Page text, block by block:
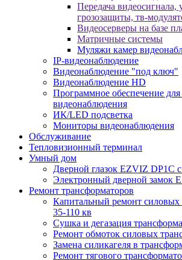
Передача видеосигнала,
грозозащиты, тв-
Видеосерверы на базе
Матричные системы
Муляжи камер
IP-видеонаблюдение
Видеонаблюдение "под ключ"
Видеонаблюдение HD
Программное обеспечение для
видеонаблюдения
ИК/LED подсветка
Мониторы видеонаблюдения
Обслуживание
Тепловизионный терминал
Умный дом
Дверной глазок EZVIZ DP1C
Электронный дверной замок
Ремонт трансформаторов
Капитальный ремонт силовых
35-110 кв
Сушка и дегазация
Ремонт обмоток силовых
Замена силикагеля в
Ремонт тягового